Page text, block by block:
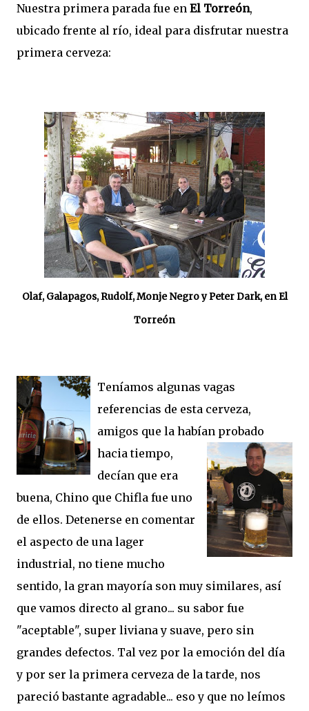
Nuestra primera parada fue en El Torreón,
ubicado frente al río, ideal para disfrutar nuestra
primera cerveza:
Olaf, Galapagos, Rudolf, Monje Negro y Peter Dark, en El
Torreón
Teníamos algunas vagas
referencias de esta cerveza,
amigos que la habían probado
hacia tiempo,
decían que era
buena, Chino que Chifla fue uno
de ellos. Detenerse en comentar
el aspecto de una lager
industrial, no tiene mucho
sentido, la gran mayoría son muy similares, así
que vamos directo al grano... su sabor fue
"aceptable", super liviana y suave, pero sin
grandes defectos. Tal vez por la emoción del día
y por ser la primera cerveza de la tarde, nos
pareció bastante agradable... eso y que no leímos